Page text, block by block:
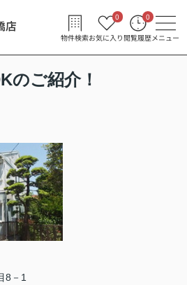
物件検索お気に入り
0
閲覧履歴
0
メニュー
のご紹介！
8－1